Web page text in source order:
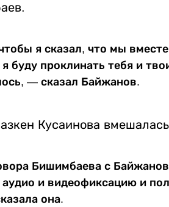
я сказал, что мы
буду проклинать тебя и
— сказал Байжанов.
Кусаинова
Бишимбаева с
аудио и видеофиксацию и
она.